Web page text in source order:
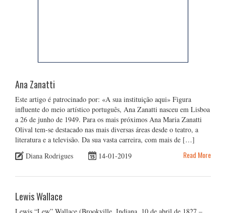
Ana Zanatti
Este artigo é patrocinado por: «A sua instituição aqui» Figura
influente do meio artístico português, Ana Zanatti nasceu em Lisboa
a 26 de junho de 1949. Para os mais próximos Ana Maria Zanatti
Olival tem-se destacado nas mais diversas áreas desde o teatro, a
literatura e a televisão. Da sua vasta carreira, com mais de […]
Diana Rodrigues
14-01-2019 Read More
Lewis Wallace